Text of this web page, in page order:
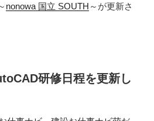
nonowa 国立 SOUTH ～が更新さ
研修日程を更新し